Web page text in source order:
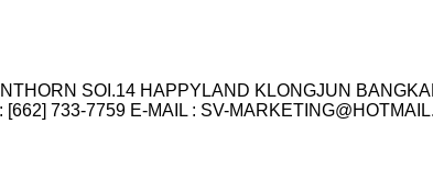
SOI.14 HAPPYLAND KLONGJUN
733-7759 E-MAIL : SV-